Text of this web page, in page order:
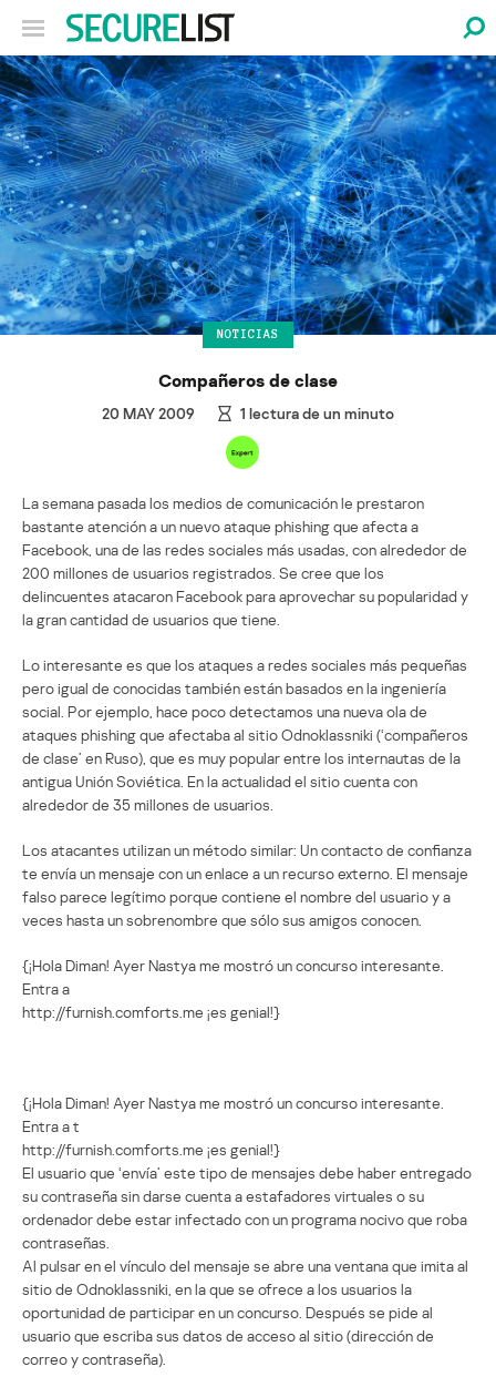
NOTICIAS
Compañeros de clase
20 MAY 2009 1 lectura de un minuto
La semana pasada los medios de comunicación le prestaron
bastante atención a un nuevo ataque phishing que afecta a
Facebook, una de las redes sociales más usadas, con alrededor de
200 millones de usuarios registrados. Se cree que los
delincuentes atacaron Facebook para aprovechar su popularidad y
la gran cantidad de usuarios que tiene.
Lo interesante es que los ataques a redes sociales más pequeñas
pero igual de conocidas también están basados en la ingeniería
social. Por ejemplo, hace poco detectamos una nueva ola de
ataques phishing que afectaba al sitio Odnoklassniki (‘compañeros
de clase’ en Ruso), que es muy popular entre los internautas de la
antigua Unión Soviética. En la actualidad el sitio cuenta con
alrededor de 35 millones de usuarios.
Los atacantes utilizan un método similar: Un contacto de confianza
te envía un mensaje con un enlace a un recurso externo. El mensaje
falso parece legítimo porque contiene el nombre del usuario y a
veces hasta un sobrenombre que sólo sus amigos conocen.
{¡Hola Diman! Ayer Nastya me mostró un concurso interesante.
Entra a
http://furnish.comforts.me ¡es genial!}
{¡Hola Diman! Ayer Nastya me mostró un concurso interesante.
Entra a t
http://furnish.comforts.me ¡es genial!}
El usuario que ‘envía’ este tipo de mensajes debe haber entregado
su contraseña sin darse cuenta a estafadores virtuales o su
ordenador debe estar infectado con un programa nocivo que roba
contraseñas.
Al pulsar en el vínculo del mensaje se abre una ventana que imita al
sitio de Odnoklassniki, en la que se ofrece a los usuarios la
oportunidad de participar en un concurso. Después se pide al
usuario que escriba sus datos de acceso al sitio (dirección de
correo y contraseña).